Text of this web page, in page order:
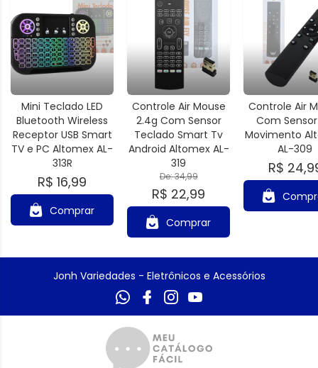
Mini Teclado LED
Bluetooth Wireless
Receptor USB Smart
TV e PC Altomex AL-
313R
R$ 16,99
Comprar
Controle Air Mouse
2.4g Com Sensor
Teclado Smart Tv
Android Altomex AL-
319
De: 34,99
R$ 22,99
Comprar
Controle Air
Com
Movimento
AL-309
R$
Jonh Variedades - Eletrônicos e Acessórios